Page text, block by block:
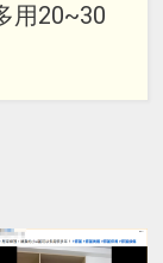
用20~30